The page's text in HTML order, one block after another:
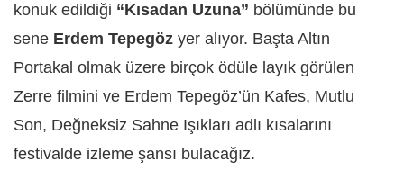
konuk edildiği “Kısadan Uzuna” bölümünde bu
sene Erdem Tepegöz yer alıyor. Başta Altın
Portakal olmak üzere birçok ödüle layık görülen
Zerre filmini ve Erdem Tepegöz’ün Kafes, Mutlu
Son, Değneksiz Sahne Işıkları adlı kısalarını
festivalde izleme şansı bulacağız.